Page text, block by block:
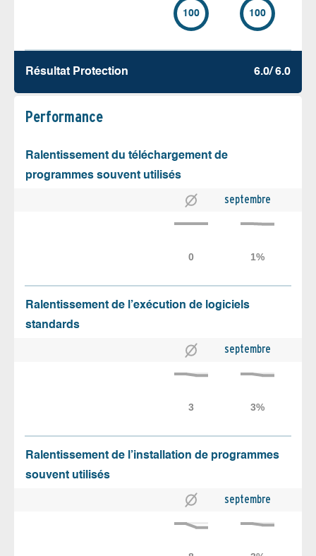
100 100
Résultat Protection 6.0/ 6.0
Performance
Ralentissement du téléchargement de
programmes souvent utilisés
septembre
Ralentissement de l’exécution de logiciels
standards
septembre
Ralentissement de l’installation de programmes
souvent utilisés
septembre